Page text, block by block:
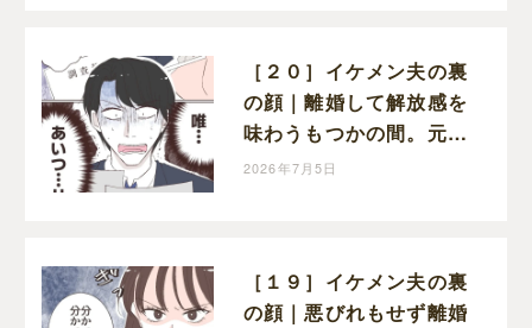
［２０］イケメン夫の裏
の顔｜離婚して解放感を
味わうもつかの間。元夫
が会社で見せられたのは
2026年7月5日
［１９］イケメン夫の裏
の顔｜悪びれもせず離婚